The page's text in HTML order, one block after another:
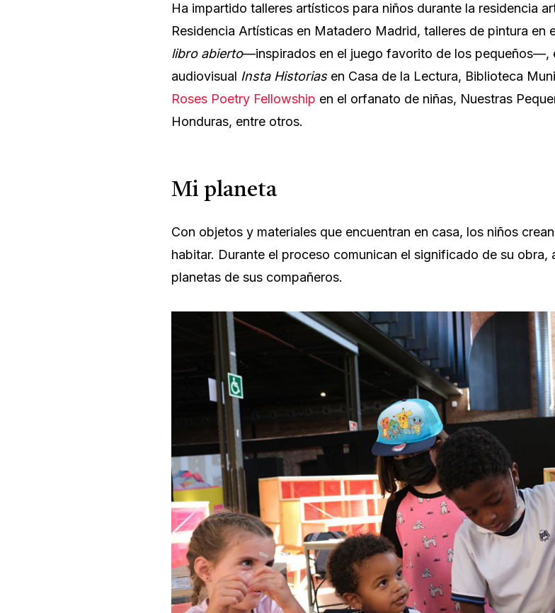
Ha impartido talleres artísticos para niños durante la residencia
Residencia Artísticas en Matadero Madrid, talleres de pintura en
libro abierto—inspirados en el juego favorito de los pequeños—,
audiovisual Insta Historiasen Casa de la Lectura, Biblioteca
Roses Poetry Fellowship en el orfanato de niñas, Nuestras
Honduras, entre otros.
Mi planeta
Con objetos y materiales que encuentran en casa, los niños
habitar. Durante el proceso comunican el significado de su obra,
planetas de sus compañeros.